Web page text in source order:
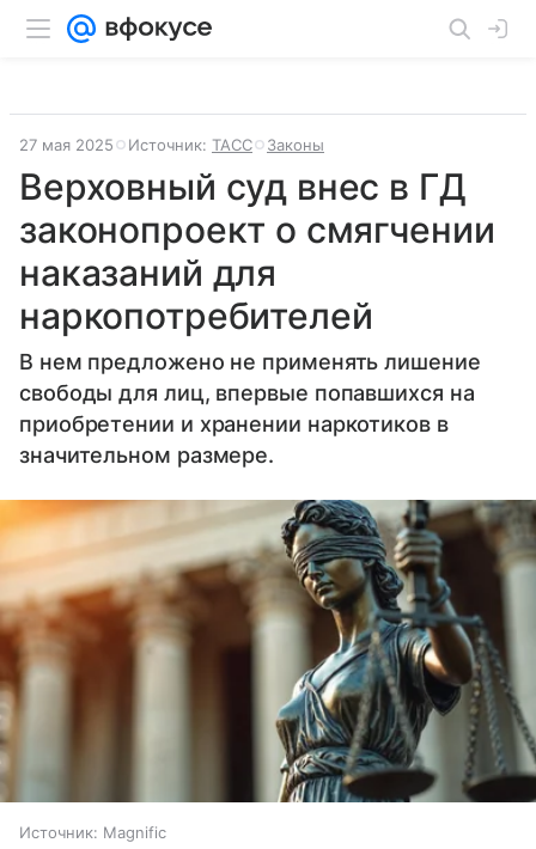
27 мая 2025 Источник: ТАСС Законы
Верховный суд внес в ГД
законопроект о смягчении
наказаний для
наркопотребителей
В нем предложено не применять лишение
свободы для лиц, впервые попавшихся на
приобретении и хранении наркотиков в
значительном размере.
Источник: Magnific